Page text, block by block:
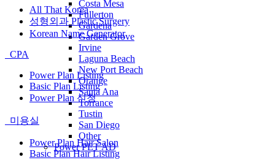
Costa Mesa
Fullerton
Gardena
Garden Grove
Irvine
Laguna Beach
New Port Beach
Orange
Santa Ana
Torrance
Tustin
San Diego
Other
Power PET AD
All That Korea
성형외과 Plastic Surgery
Korean Name Generator
CPA
Power Plan Listing
Basic Plan Listing
Power Plan 신청
미용실
Power Plan Hair Salon
Basic Plan Hair Listing